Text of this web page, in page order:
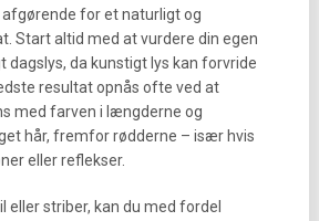
afgørende for et naturligt og
Start altid med at vurdere din egen
dagslys, da kunstigt lys kan forvride
resultat opnås ofte ved at
med farven i længderne og
hår, fremfor rødderne – især hvis
eller reflekser.
eller striber, kan du med fordel